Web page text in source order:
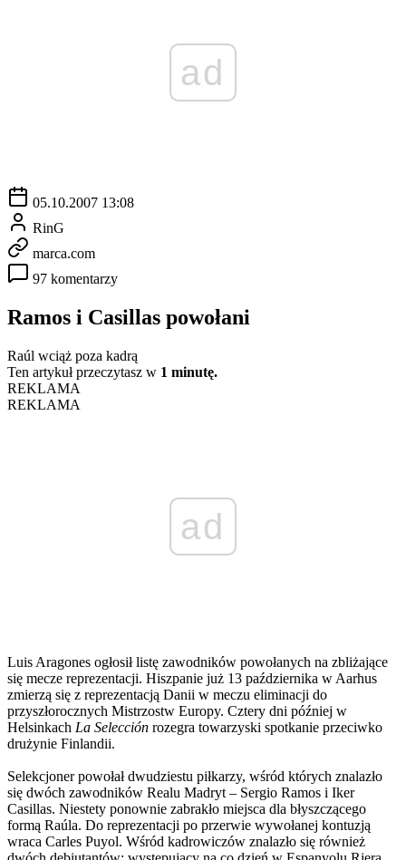
ad
05.10.2007 13:08
RinG
marca.com
97 komentarzy
Ramos i Casillas powołani
Raúl wciąż poza kadrą
Ten artykuł przeczytasz w 1 minutę.
REKLAMA
REKLAMA
ad
Luis Aragones ogłosił listę zawodników powołanych na zbliżające
się mecze reprezentacji. Hiszpanie już 13 października w Aarhus
zmierzą się z reprezentacją Danii w meczu eliminacji do
przyszłorocznych Mistrzostw Europy. Cztery dni później w
Helsinkach La Selección rozegra towarzyski spotkanie przeciwko
drużynie Finlandii.
Selekcjoner powołał dwudziestu piłkarzy, wśród których znalazło
się dwóch zawodników Realu Madryt – Sergio Ramos i Iker
Casillas. Niestety ponownie zabrakło miejsca dla błyszczącego
formą Raúla. Do reprezentacji po przerwie wywołanej kontuzją
wraca Carles Puyol. Wśród kadrowiczów znalazło się również